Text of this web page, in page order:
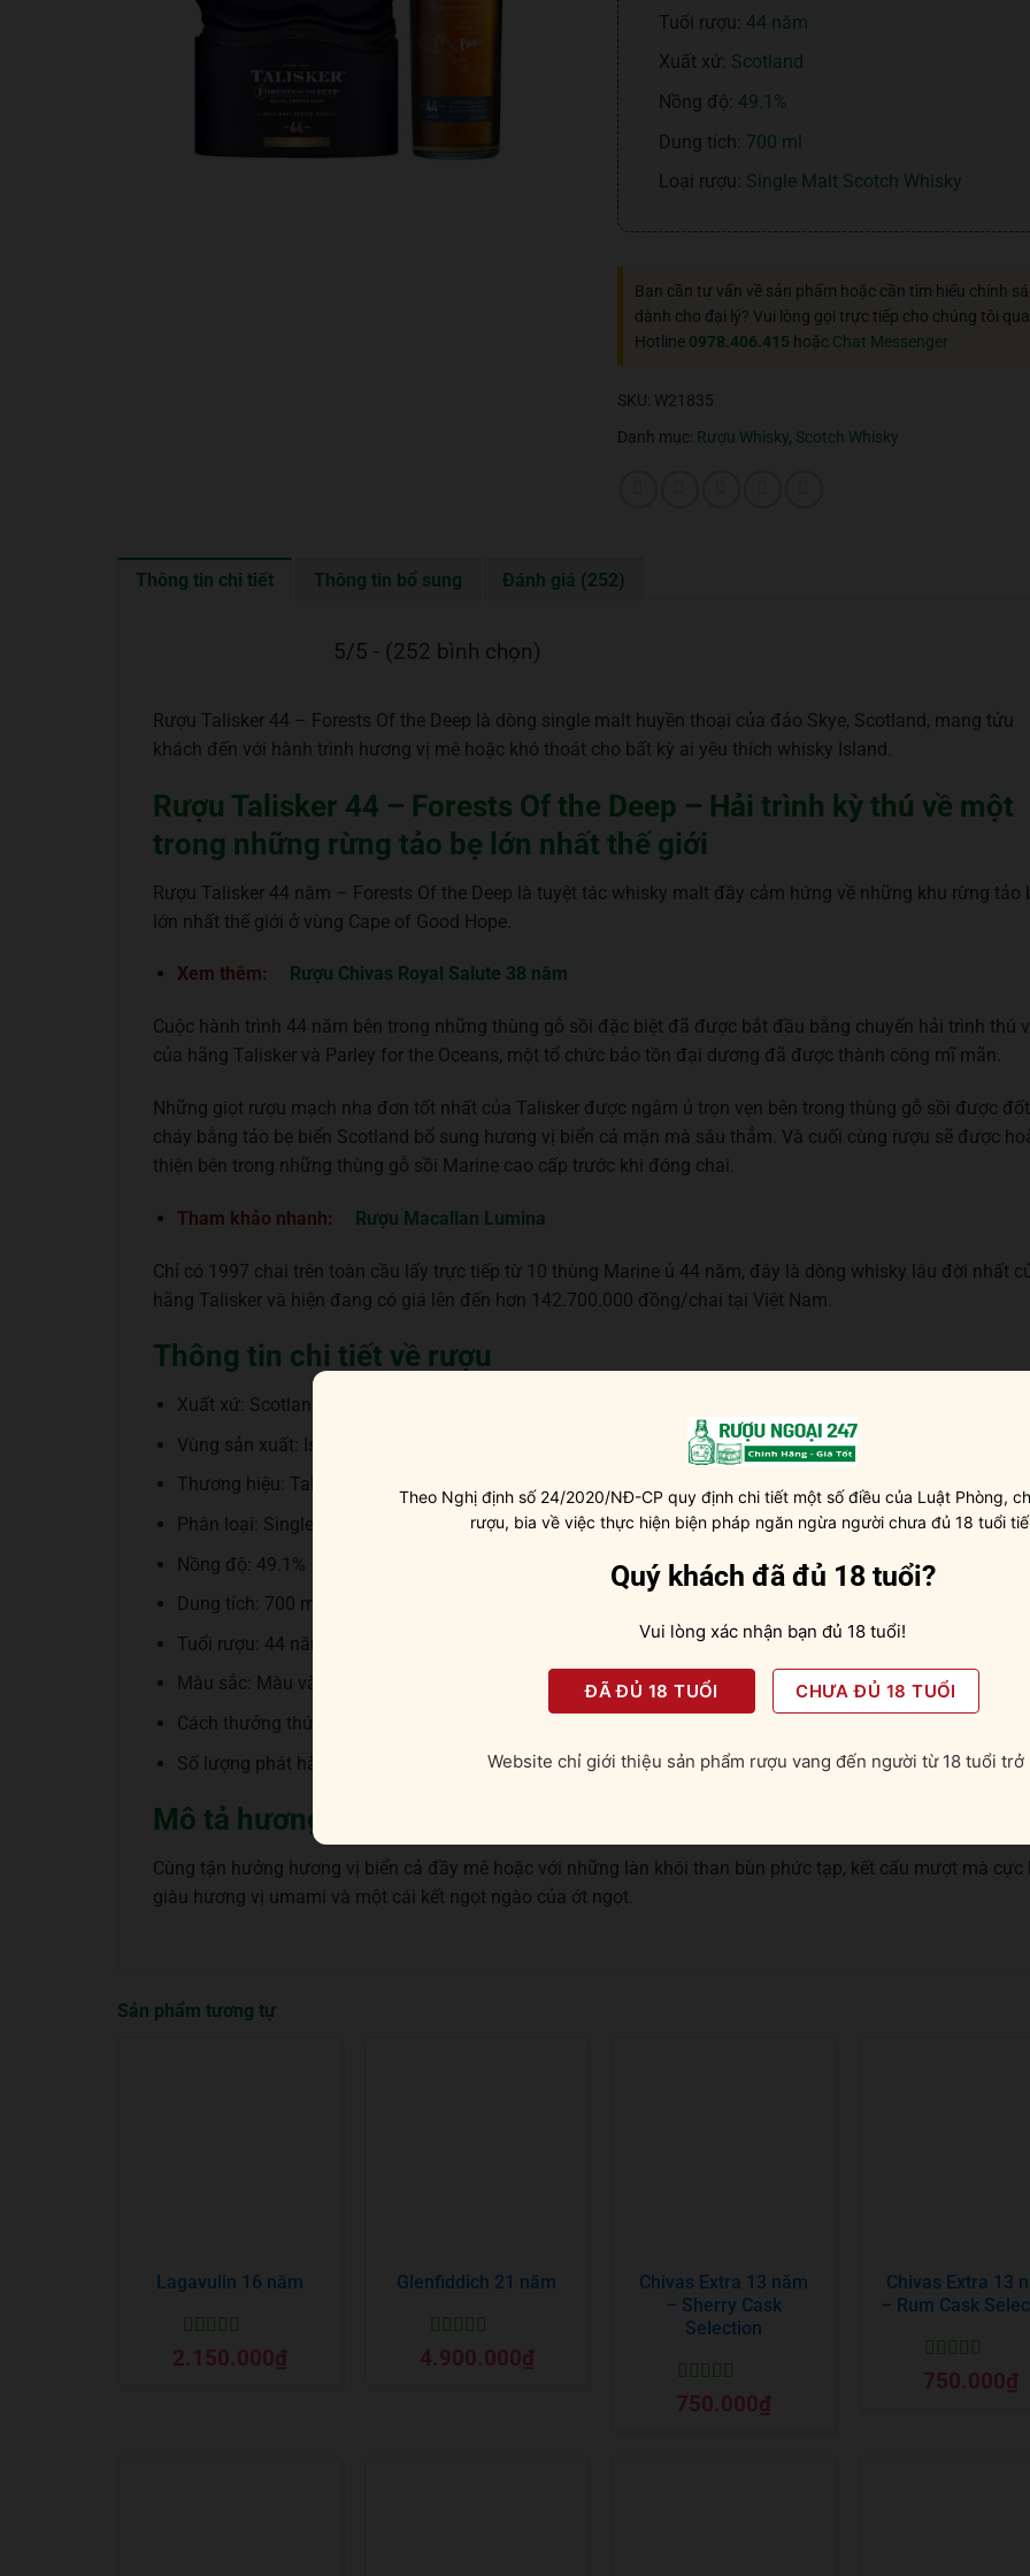
Tuổi rượu: 44 năm
Xuất xứ: Scotland
Nồng độ: 49.1%
Dung tích: 700 ml
Loại rượu: Single Malt Scotch Whisky
Bạn cần tư vấn về sản phẩm hoặc cần tìm hiểu chính
dành cho đại lý? Vui lòng gọi trực tiếp cho chúng tôi qua
Hotline 0978.406.415 hoặc Chat Messenger
SKU: W21835
Danh mục: Rượu Whisky, Scotch Whisky
Thông tin chi tiết Thông tin bổ sung Đánh giá (252)
5/5 - (252 bình chọn)
Rượu Talisker 44 – Forests Of the Deep là dòng single malt huyền thoại của đảo Skye, Scotland, mang tửu
khách đến với hành trình hương vị mê hoặc khó thoát cho bất kỳ ai yêu thích whisky Island.
Rượu Talisker 44 – Forests Of the Deep – Hải trình kỳ thú về một
trong những rừng tảo bẹ lớn nhất thế giới
Rượu Talisker 44 năm – Forests Of the Deep là tuyệt tác whisky malt đầy cảm hứng về những khu rừng tảo
lớn nhất thế giới ở vùng Cape of Good Hope.
Xem thêm: Rượu Chivas Royal Salute 38 năm
Cuộc hành trình 44 năm bên trong những thùng gỗ sồi đặc biệt đã được bắt đầu bằng chuyến hải trình thú
của hãng Talisker và Parley for the Oceans, một tổ chức bảo tồn đại dương đã được thành công mĩ mãn.
Những giọt rượu mạch nha đơn tốt nhất của Talisker được ngâm ủ trọn vẹn bên trong thùng gỗ sồi được đốt
cháy bằng tảo bẹ biển Scotland bổ sung hương vị biển cả mặn mà sâu thẳm. Và cuối cùng rượu sẽ được
thiện bên trong những thùng gỗ sồi Marine cao cấp trước khi đóng chai.
Tham khảo nhanh: Rượu Macallan Lumina
Chỉ có 1997 chai trên toàn cầu lấy trực tiếp từ 10 thùng Marine ủ 44 năm, đây là dòng whisky lâu đời nhất
hãng Talisker và hiện đang có giá lên đến hơn 142.700.000 đồng/chai tại Việt Nam.
Thông tin chi tiết về rượu
Xuất xứ: Scotland
Vùng sản xuất: Island
Thương hiệu: Talisker
Phân loại: Single Malt Scotch Whisky
Nồng độ: 49.1%
Dung tích: 700 ml
Tuổi rượu: 44 năm
Màu sắc: Màu vàng hổ phách sâu đậm
Cách thưởng thức: Uống nguyên chất, thêm đá viên, pha chế cocktail
Số lượng phát hành: 1997 chai
Mô tả hương vị rượu
Cùng tận hưởng hương vị biển cả đầy mê hoặc với những làn khói than bùn phức tạp, kết cấu mượt mà cực
giàu hương vị umami và một cái kết ngọt ngào của ớt ngọt.
Sản phẩm tương tự
Lagavulin 16 năm
Được xếp
hạng55 sao
2.150.000₫
Glenfiddich 21 năm
Được xếp
hạng55 sao
4.900.000₫
Chivas Extra 13 năm
– Sherry Cask
Selection
Được xếp
hạng55 sao
750.000₫
Chivas Extra 13
– Rum Cask
Được xếp
hạng55 sao
750.000₫
Theo Nghị định số 24/2020/NĐ-CP quy định chi tiết một số điều của Luật Phòng,
rượu, bia về việc thực hiện biện pháp ngăn ngừa người chưa đủ 18 tuổi
Quý khách đã đủ 18 tuổi?
Vui lòng xác nhận bạn đủ 18 tuổi!
ĐÃ ĐỦ 18 TUỔI CHƯA ĐỦ 18 TUỔI
Website chỉ giới thiệu sản phẩm rượu vang đến người từ 18 tuổi trở